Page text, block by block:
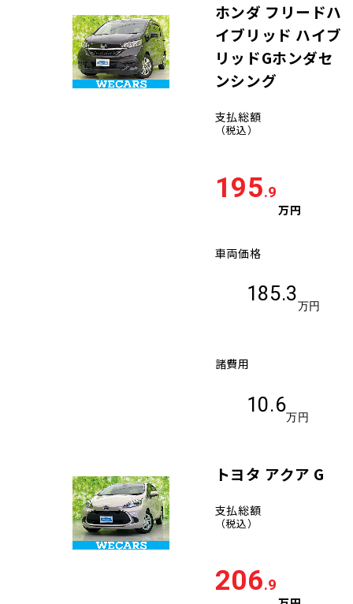
ホンダ フリードハ
イブリッド ハイブ
リッドGホンダセ
ンシング
支払総額
（税込）
195.9
万円
車両価格
185.3
万円
諸費用
10.6
万円
トヨタ アクア G
支払総額
（税込）
206.9